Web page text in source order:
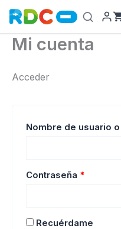
contenido
Mi cuenta
Acceder
Nombre de usuario
Contraseña *
Recuérdame